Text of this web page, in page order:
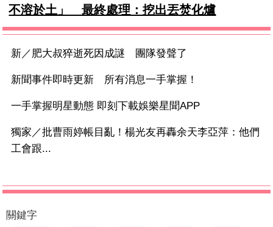
不溶於土」 最終處理：挖出丟焚化爐
新／肥大叔猝逝死因成謎 團隊發聲了
新聞事件即時更新 所有消息一手掌握！
一手掌握明星動態 即刻下載娛樂星聞APP
獨家／批曹雨婷帳目亂！楊光友再轟余天李亞萍：他們
工會跟...
關鍵字